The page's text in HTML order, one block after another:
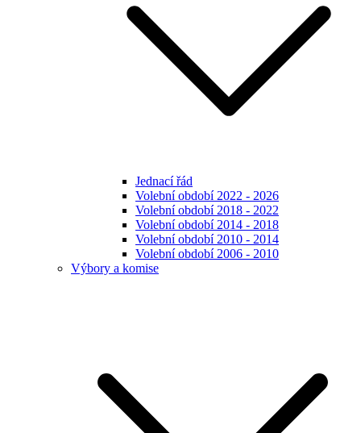
Jednací řád
Volební období 2022 - 2026
Volební období 2018 - 2022
Volební období 2014 - 2018
Volební období 2010 - 2014
Volební období 2006 - 2010
Výbory a komise